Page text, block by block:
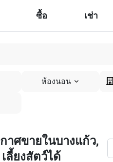
ซื้อ เช่า
ห้องนอน
าศขายในบางแก้ว,
ลี้ยงสัตว์ได้